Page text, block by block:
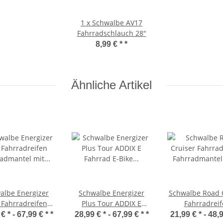
1 x Schwalbe AV17
Fahrradschlauch 28"
8,99 € * *
Ähnliche Artikel
Energizer
Fahrradreifen
mit
* - 67,99 € * *
Schwalbe Energizer
Plus Tour ADDIX E
Fahrrad E-Bike Reifen
28,99 € * - 67,99 € * *
Schwalbe Road
21,99 € * -